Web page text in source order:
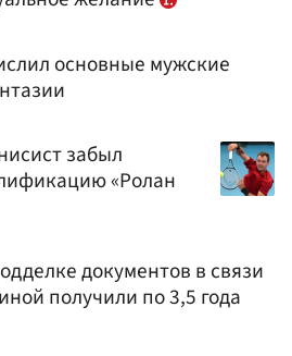
основные мужские
забыл
«Ролан
документов в связи
получили по 3,5 года